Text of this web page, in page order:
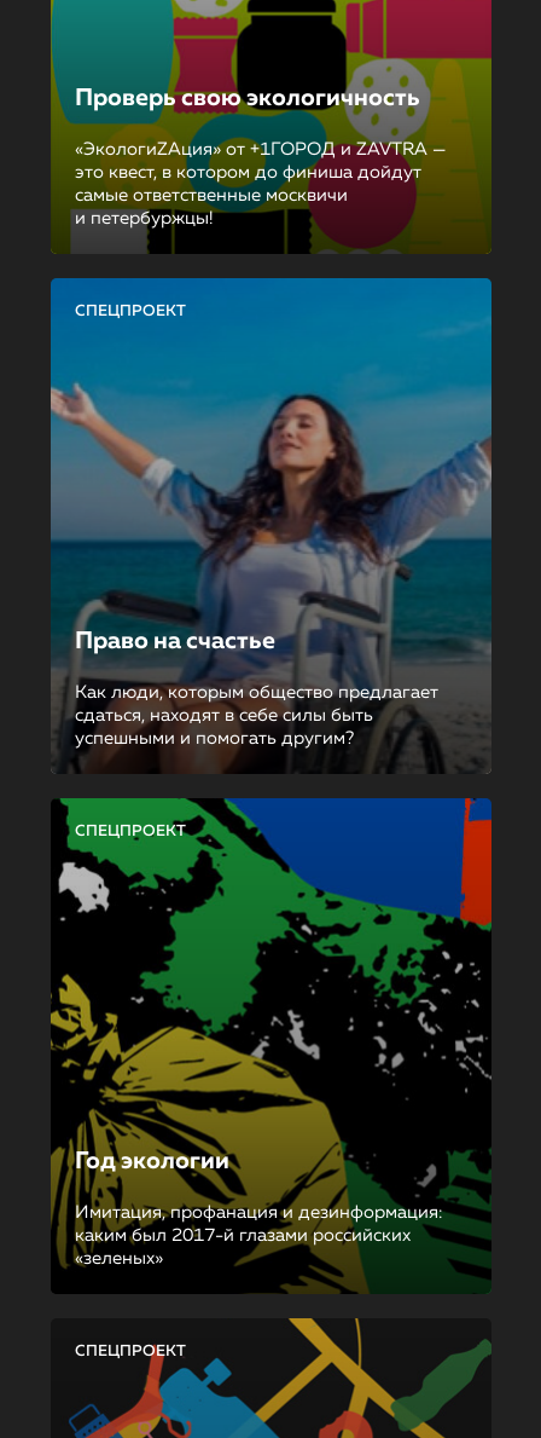
Проверь свою экологичность
«ЭкологиZAция» от +1ГОРОД и ZAVTRA —
это квест, в котором до финиша дойдут
самые ответственные москвичи
и петербуржцы!
СПЕЦПРОЕКТ
Право на счастье
Как люди, которым общество предлагает
сдаться, находят в себе силы быть
успешными и помогать другим?
СПЕЦПРОЕКТ
Год экологии
Имитация, профанация и дезинформация:
каким был 2017-й глазами российских
«зеленых»
СПЕЦПРОЕКТ